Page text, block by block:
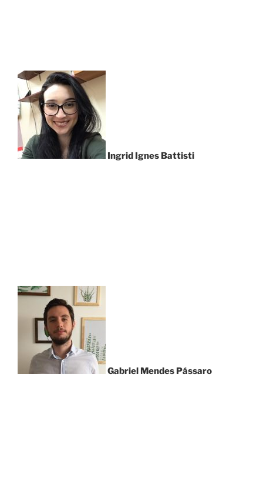
Ingrid Ignes Battisti
Gabriel Mendes Pássaro